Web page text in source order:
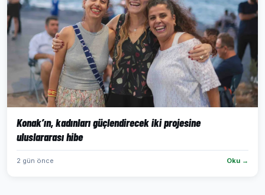
Konak’ın, kadınları güçlendirecek iki projesine
uluslararası hibe
2 gün önce Oku →